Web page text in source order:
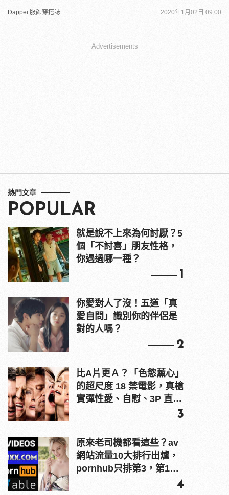
Dappei 服飾穿搭誌 2020年1月02日 09:00
Advertisements
熱門文章
POPULAR
就是說不上來為何討厭？5
個「不討喜」朋友性格，
你遇過哪一種？
1
你愛對人了沒！五道「真
愛自問」識別你的伴侶是
對的人嗎？
2
比A片更Ａ？「色慾薰心」
的超尺度 18 禁電影，真槍
實彈性愛、自慰、3P 直接
3
原來老司機都看這些？av
網站流量10大排行出爐，
pornhub只排第3，第1名
4